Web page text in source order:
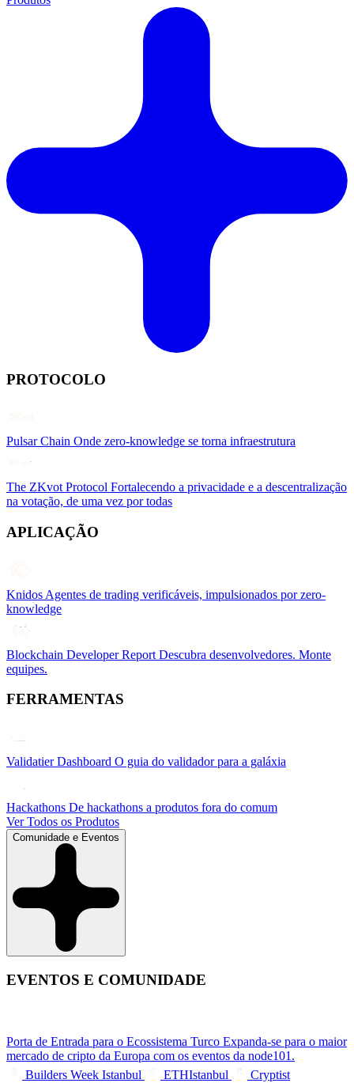
PROTOCOLO
Pulsar Chain Onde zero-knowledge se torna infraestrutura
The ZKvot Protocol Fortalecendo a privacidade e a descentralização
na votação, de uma vez por todas
APLICAÇÃO
Knidos Agentes de trading verificáveis, impulsionados por zero-
knowledge
Blockchain Developer Report Descubra desenvolvedores. Monte
equipes.
FERRAMENTAS
Validatier Dashboard O guia do validador para a galáxia
Hackathons De hackathons a produtos fora do comum
Ver Todos os Produtos
Comunidade e Eventos
EVENTOS E COMUNIDADE
Porta de Entrada para o Ecossistema Turco Expanda-se para o maior
mercado de cripto da Europa com os eventos da node101.
Builders Week Istanbul
ETHIstanbul Cryptist